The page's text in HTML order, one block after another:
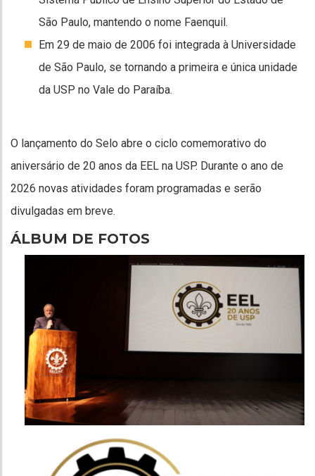
São Paulo, mantendo o nome Faenquil.
Em 29 de maio de 2006 foi integrada à Universidade
de São Paulo, se tornando a primeira e única unidade
da USP no Vale do Paraíba.
O lançamento do Selo abre o ciclo comemorativo do
aniversário de 20 anos da EEL na USP. Durante o ano de
2026 novas atividades foram programadas e serão
divulgadas em breve.
ÁLBUM DE FOTOS